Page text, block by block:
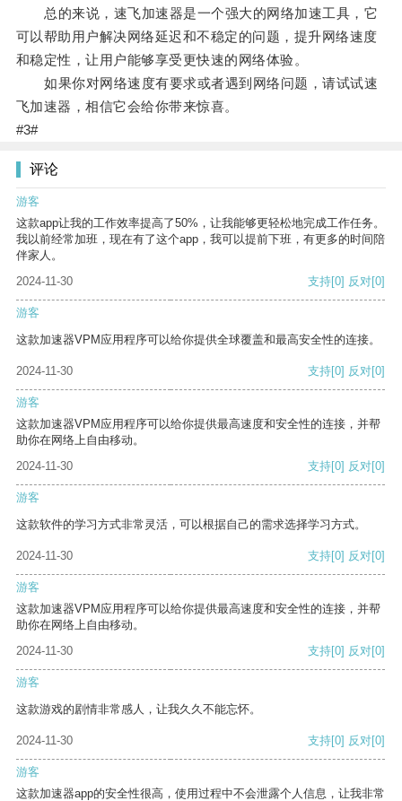
总的来说，速飞加速器是一个强大的网络加速工具，它
可以帮助用户解决网络延迟和不稳定的问题，提升网络速度
和稳定性，让用户能够享受更快速的网络体验。
如果你对网络速度有要求或者遇到网络问题，请试试速
飞加速器，相信它会给你带来惊喜。
#3#
评论
游客
这款app让我的工作效率提高了50%，让我能够更轻松地完成工作任务。
我以前经常加班，现在有了这个app，我可以提前下班，有更多的时间陪
伴家人。
2024-11-30
支持[0] 反对[0]
游客
这款加速器VPM应用程序可以给你提供全球覆盖和最高安全性的连接。
2024-11-30 支持[0] 反对[0]
游客
这款加速器VPM应用程序可以给你提供最高速度和安全性的连接，并帮
助你在网络上自由移动。
2024-11-30
支持[0] 反对[0]
游客
这款软件的学习方式非常灵活，可以根据自己的需求选择学习方式。
2024-11-30 支持[0] 反对[0]
游客
这款加速器VPM应用程序可以给你提供最高速度和安全性的连接，并帮
助你在网络上自由移动。
2024-11-30
支持[0] 反对[0]
游客
这款游戏的剧情非常感人，让我久久不能忘怀。
2024-11-30 支持[0] 反对[0]
游客
这款加速器app的安全性很高，使用过程中不会泄露个人信息，让我非常